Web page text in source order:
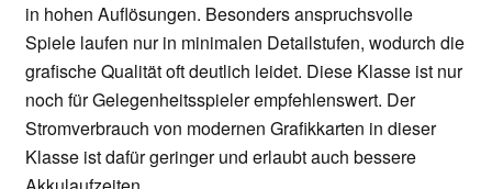
in hohen Auflösungen. Besonders anspruchsvolle
Spiele laufen nur in minimalen Detailstufen, wodurch die
grafische Qualität oft deutlich leidet. Diese Klasse ist nur
noch für Gelegenheitsspieler empfehlenswert. Der
Stromverbrauch von modernen Grafikkarten in dieser
Klasse ist dafür geringer und erlaubt auch bessere